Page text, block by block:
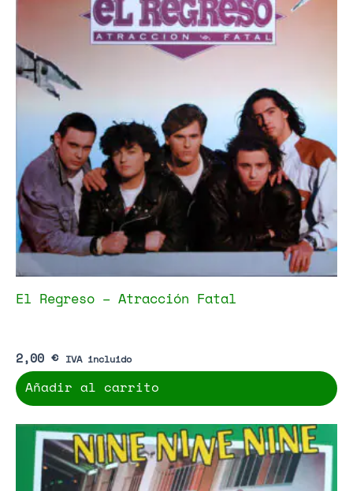
El Regreso – Atracción Fatal
2,00 € IVA incluido
Añadir al carrito